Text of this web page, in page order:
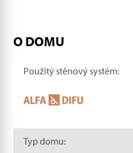
O DOMU
Použitý stěnový systém:
Typ domu: